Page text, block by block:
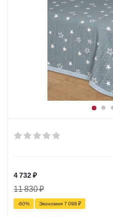
4 732₽
11 830₽
-60% Экономия 7 098 ₽